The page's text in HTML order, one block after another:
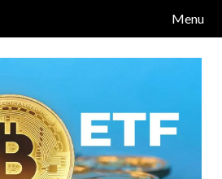
| BLOG TIỀN
tiền điện tử, tiền mã hoá, công nghệ
blockchain.
Menu